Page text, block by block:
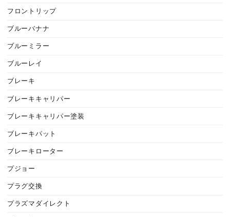
フロントリップ
ブルーバナナ
ブルーミラー
ブルーレイ
ブレーキ
ブレーキキャリパー
ブレーキキャリパー塗装
ブレーキパット
ブレーキローター
プジョー
プラグ交換
プラズマダイレクト